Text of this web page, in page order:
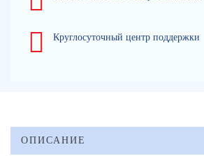
Круглосуточный центр поддержки
ОПИСАНИЕ